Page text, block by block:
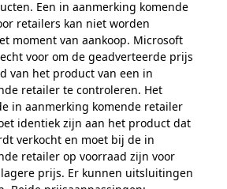
Een in aanmerking komende
retailers kan niet worden
moment van aankoop. Microsoft
voor om de geadverteerde prijs
van het product van een in
retailer te controleren. Het
in aanmerking komende retailer
identiek zijn aan het product dat
verkocht en moet bij de in
retailer op voorraad zijn voor
prijs. Er kunnen uitsluitingen